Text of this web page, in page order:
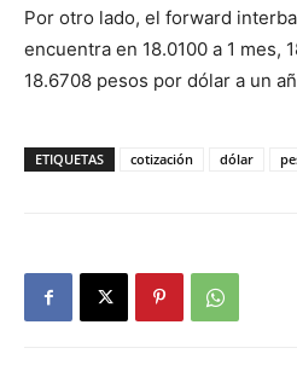
Por otro lado, el forward
encuentra en 18.0100 a 1 mes,
18.6708 pesos por dólar a un
ETIQUETAS cotización dólar